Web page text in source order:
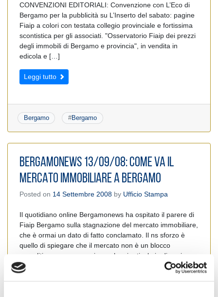
CONVENZIONI EDITORIALI: Convenzione con L’Eco di
Bergamo per la pubblicità su L’Inserto del sabato: pagine
Fiaip a colori con testata collegio provinciale e fortissima
scontistica per gli associati. "Osservatorio Fiaip dei prezzi
degli immobili di Bergamo e provincia", in vendita in
edicola e […]
Leggi tutto
Bergamo #Bergamo
BERGAMONEWS 13/09/08: COME VA IL
MERCATO IMMOBILIARE A BERGAMO
Posted on 14 Settembre 2008 by Ufficio Stampa
Il quotidiano online Bergamonews ha ospitato il parere di
Fiaip Bergamo sulla stagnazione del mercato immobiliare,
che è ormai un dato di fatto conclamato. Il ns sforzo è
quello di spiegare che il mercato non è un blocco
monolitico, ma un organismo che si articola in diversi
segmenti, alcuni dei quali ancor oggi molto performanti.
[…]